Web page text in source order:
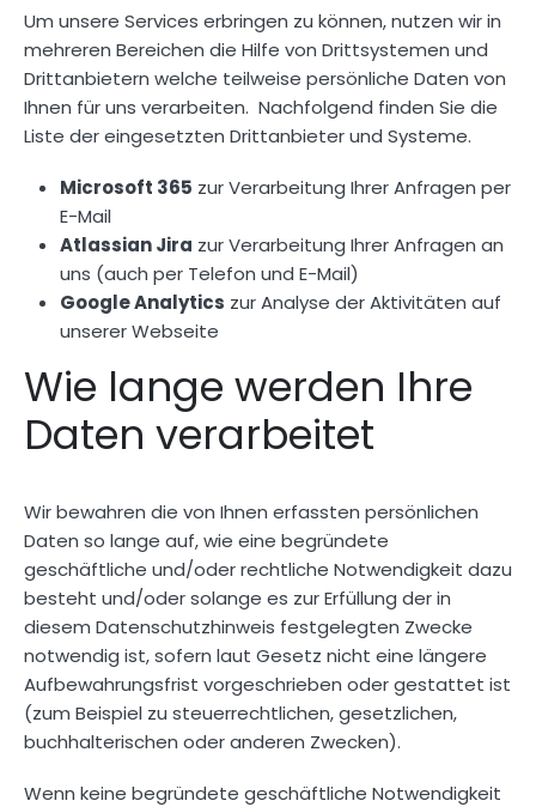
Um unsere Services erbringen zu können, nutzen wir in
mehreren Bereichen die Hilfe von Drittsystemen und
Drittanbietern welche teilweise persönliche Daten von
Ihnen für uns verarbeiten. Nachfolgend finden Sie die
Liste der eingesetzten Drittanbieter und Systeme.
Microsoft 365 zur Verarbeitung Ihrer Anfragen per
E-Mail
Atlassian Jira zur Verarbeitung Ihrer Anfragen an
uns (auch per Telefon und E-Mail)
Google Analytics zur Analyse der Aktivitäten auf
unserer Webseite
Wie lange werden Ihre
Daten verarbeitet
Wir bewahren die von Ihnen erfassten persönlichen
Daten so lange auf, wie eine begründete
geschäftliche und/oder rechtliche Notwendigkeit dazu
besteht und/oder solange es zur Erfüllung der in
diesem Datenschutzhinweis festgelegten Zwecke
notwendig ist, sofern laut Gesetz nicht eine längere
Aufbewahrungsfrist vorgeschrieben oder gestattet ist
(zum Beispiel zu steuerrechtlichen, gesetzlichen,
buchhalterischen oder anderen Zwecken).
Wenn keine begründete geschäftliche Notwendigkeit